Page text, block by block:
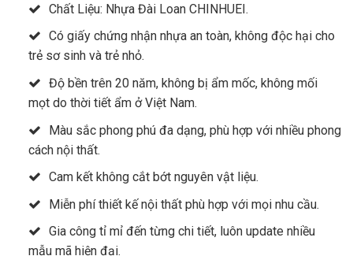
Chất Liệu: Nhựa Đài Loan CHINHUEI.
Có giấy chứng nhận nhựa an toàn, không độc hại cho
trẻ sơ sinh và trẻ nhỏ.
Độ bền trên 20 năm, không bị ẩm mốc, không mối
mọt do thời tiết ẩm ở Việt Nam.
Màu sắc phong phú đa dạng, phù hợp với nhiều phong
cách nội thất.
Cam kết không cắt bớt nguyên vật liệu.
Miễn phí thiết kế nội thất phù hợp với mọi nhu cầu.
Gia công tỉ mỉ đến từng chi tiết, luôn update nhiều
mẫu mã hiện đại.